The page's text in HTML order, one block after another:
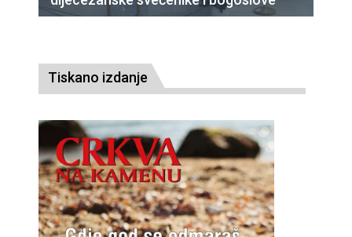
Tiskano izdanje